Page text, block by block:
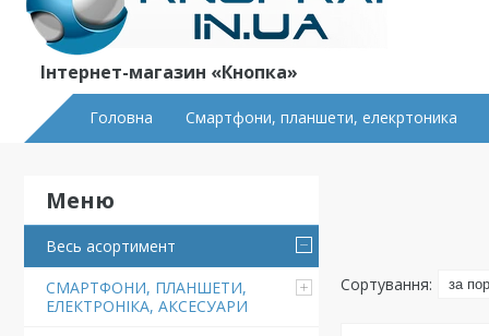
Інтернет-магазин «Кнопка»
Головна Смартфони, планшети, елекртоника
Весь асортимент
СМАРТФОНИ, ПЛАНШЕТИ,
ЕЛЕКТРОНІКА, АКСЕСУАРИ